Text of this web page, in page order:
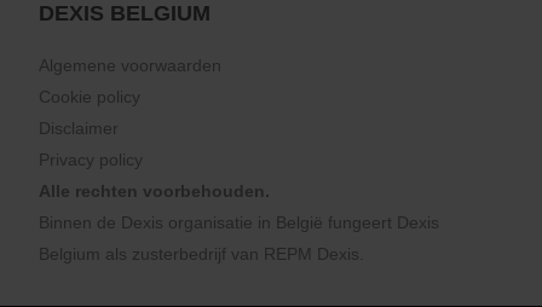
DEXIS BELGIUM
Algemene voorwaarden
Cookie policy
Disclaimer
Privacy policy
Alle rechten voorbehouden.
Binnen de Dexis organisatie in België fungeert Dexis
Belgium als zusterbedrijf van REPM Dexis